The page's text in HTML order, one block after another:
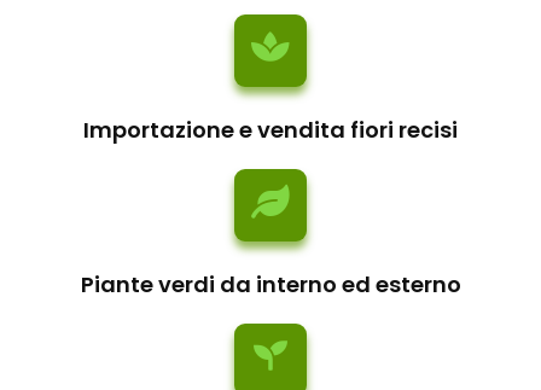
Importazione e vendita fiori recisi
Piante verdi da interno ed esterno